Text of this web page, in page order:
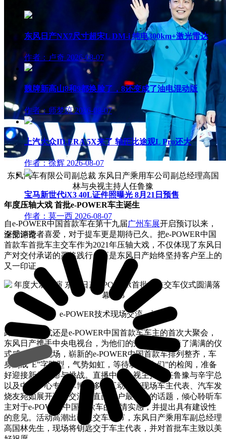
东风汽车有限公司副总裁 东风日产乘用车公司副总经理高国
林与央视主持人任鲁豫
年度压轴大戏 首批e-POWER车主诞生
自e-POWER中国首款车在第十九届广州车展开启预订以来，
深受消费者喜爱，对于提车更是期待已久。把e-POWER中国
首款车首批车主交车作为2021年压轴大戏，不仅体现了东风日
产对交付承诺的严格践行，更是东风日产始终坚持客户至上的
又一印证。
e-POWER技术现场交流、讨论
此次交车仪式还是e-POWER中国首款车车主的首次大聚会，
东风日产携手中央电视台，为他们的荣耀时刻营造了满满的仪
式感。仪式现场，崭新的e-POWER中国首款车排列整齐，车
身列成“E”字阵型，气势如虹，等待着“主人们”的检阅，准备
好迎接新的使命与挑战。直播中，央视主持人任鲁豫与辛宇总
以及中汽中心专家李博士多维互动，与现场车主代表、汽车发
烧友宛如展开互动交流，直面用户最关心的话题，倾心聆听车
主对于e-POWER中国首款车的真情实感，并提出具有建设性
的意见。活动高潮出现在交车环节，东风日产乘用车副总经理
高国林先生，现场将钥匙交于车主代表，并对首批车主致以美
东风日产NX7尺寸超宋L DM-i 纯电300km+激光雷达
作者：卢奇 2026-08-07
魏牌新高山8和9都换脸了，8还变成了油电混动版
作者：师梦琼 2026-08-07
上汽大众ID.ERA 5X来了 轴距比途观L Pro还大
作者：徐辉 2026-08-07
宝马新世代iX3 40L证件照曝光 8月21日预售
作者：莫一西 2026-08-07
全部评论